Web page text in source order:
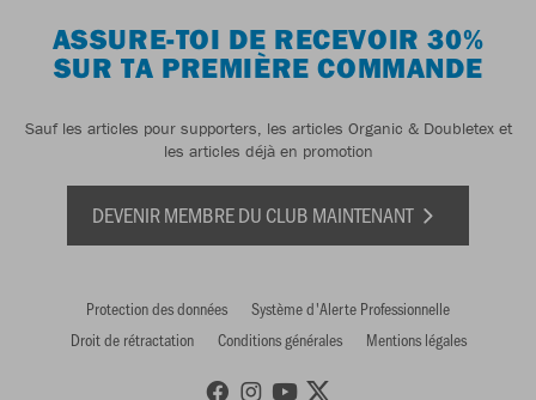
ASSURE-TOI DE RECEVOIR 30%
SUR TA PREMIÈRE COMMANDE
Sauf les articles pour supporters, les articles Organic & Doubletex et
les articles déjà en promotion
DEVENIR MEMBRE DU CLUB MAINTENANT
Protection des données
Système d'Alerte Professionnelle
Droit de rétractation
Conditions générales Mentions légales